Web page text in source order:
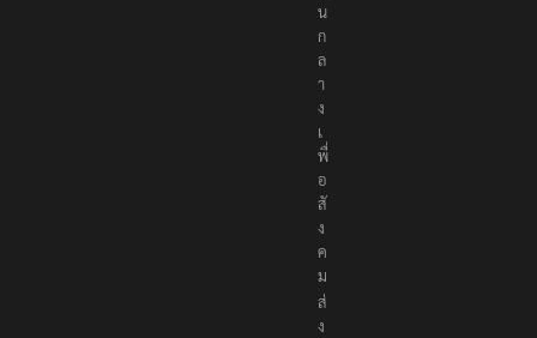
น
ก
ล
า
ง
เ
พื่
อ
สั
ง
ค
ม
ส่
ง